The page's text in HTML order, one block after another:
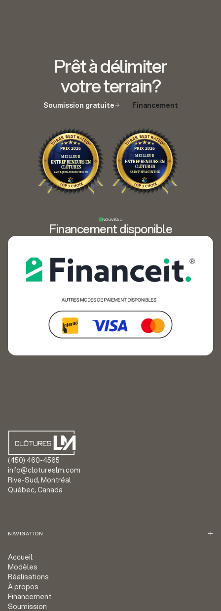
Prêt à délimiter
votre terrain?
Soumission gratuite Financement
NOUVEAU
Financement disponible
(450) 460-4565
info@clotureslm.com
Rive-Sud, Montréal
Québec, Canada
NAVIGATION
Accueil
Modèles
Réalisations
À propos
Financement
Soumission